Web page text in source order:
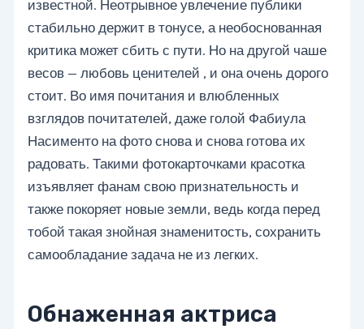
известной. Неотрывное увлечение публики
стабильно держит в тонусе, а необоснованная
критика может сбить с пути. Но на другой чаше
весов — любовь ценителей , и она очень дорого
стоит. Во имя почитания и влюбленных
взглядов почитателей, даже голой Фабиула
Насименто на фото снова и снова готова их
радовать. Такими фотокарточками красотка
изъявляет фанам свою признательность и
также покоряет новые земли, ведь когда перед
тобой такая знойная знаменитость, сохранить
самообладание задача не из легких.
Обнаженная актриса